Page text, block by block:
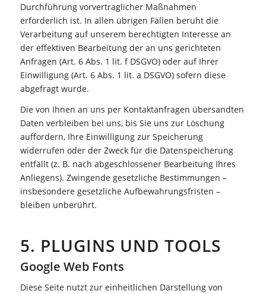
Durchführung vorvertraglicher Maßnahmen
erforderlich ist. In allen übrigen Fällen beruht die
Verarbeitung auf unserem berechtigten Interesse an
der effektiven Bearbeitung der an uns gerichteten
Anfragen (Art. 6 Abs. 1 lit. f DSGVO) oder auf Ihrer
Einwilligung (Art. 6 Abs. 1 lit. a DSGVO) sofern diese
abgefragt wurde.
Die von Ihnen an uns per Kontaktanfragen übersandten
Daten verbleiben bei uns, bis Sie uns zur Löschung
auffordern, Ihre Einwilligung zur Speicherung
widerrufen oder der Zweck für die Datenspeicherung
entfällt (z. B. nach abgeschlossener Bearbeitung Ihres
Anliegens). Zwingende gesetzliche Bestimmungen –
insbesondere gesetzliche Aufbewahrungsfristen –
bleiben unberührt.
5. PLUGINS UND TOOLS
Google Web Fonts
Diese Seite nutzt zur einheitlichen Darstellung von